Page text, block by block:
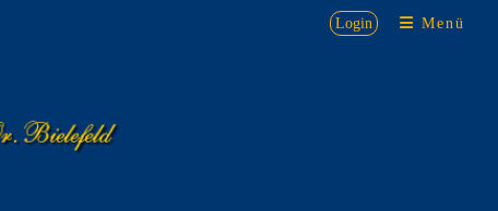
Login Menü